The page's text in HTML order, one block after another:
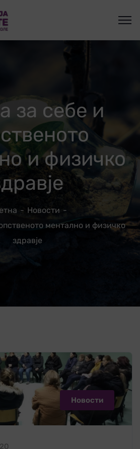
за себе и
и физичко
Новости
ментално и физичко
здравје
Новости